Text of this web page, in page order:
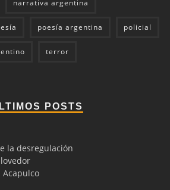
narrativa argentina
poesía argentina policial
terror
POSTS
la desregulación